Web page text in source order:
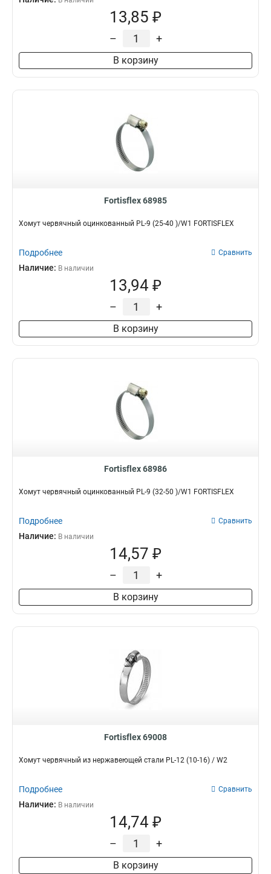
13,85 ₽
– +
В корзину
Fortisflex 68985
Хомут червячный оцинкованный PL-9 (25-40 )/W1 FORTISFLEX
Подробнее Сравнить
Наличие: В наличии
13,94 ₽
– +
В корзину
Fortisflex 68986
Хомут червячный оцинкованный PL-9 (32-50 )/W1 FORTISFLEX
Подробнее Сравнить
Наличие: В наличии
14,57 ₽
– +
В корзину
Fortisflex 69008
Хомут червячный из нержавеющей стали PL-12 (10-16) / W2
Подробнее Сравнить
Наличие: В наличии
14,74 ₽
– +
В корзину